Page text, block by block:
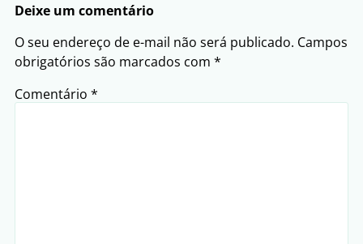
Deixe um comentário
O seu endereço de e-mail não será publicado. Campos
obrigatórios são marcados com *
Comentário *